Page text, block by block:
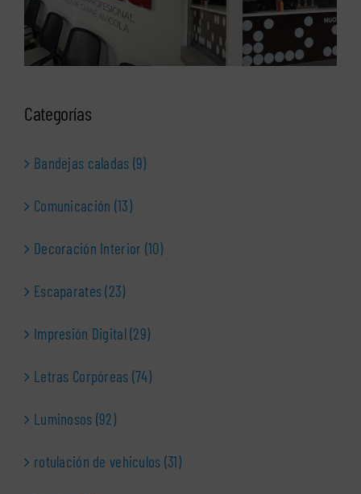
Categorías
Bandejas caladas (9)
Comunicación (13)
Decoración Interior (10)
Escaparates (23)
Impresión Digital (29)
Letras Corpóreas (74)
Luminosos (92)
rotulación de vehiculos (31)